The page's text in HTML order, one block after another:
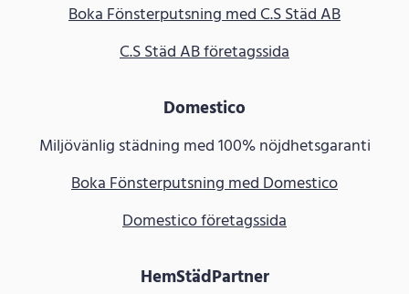
Boka Fönsterputsning med C.S Städ AB
C.S Städ AB företagssida
Domestico
Miljövänlig städning med 100% nöjdhetsgaranti
Boka Fönsterputsning med Domestico
Domestico företagssida
HemStädPartner